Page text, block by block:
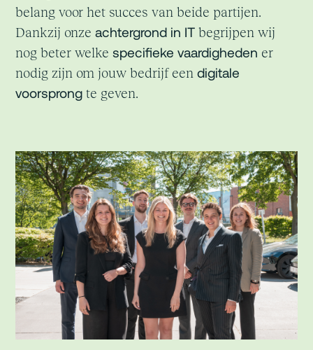
belang voor het succes van beide partijen.
Dankzij onzeachtergrond in IT begrijpen wij
nog beter welkespecifieke vaardigheden er
nodig zijn om jouw bedrijf eendigitale
voorsprongte geven.